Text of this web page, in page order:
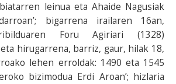
leinua eta Ahaide Nagusiak
bigarrena irailaren 16an,
Foru Agiriari (1328)
hirugarrena, barriz, gaur, hilak 18,
lehen erroldak: 1490 eta 1545
bizimodua Erdi Aroan’; hizlaria